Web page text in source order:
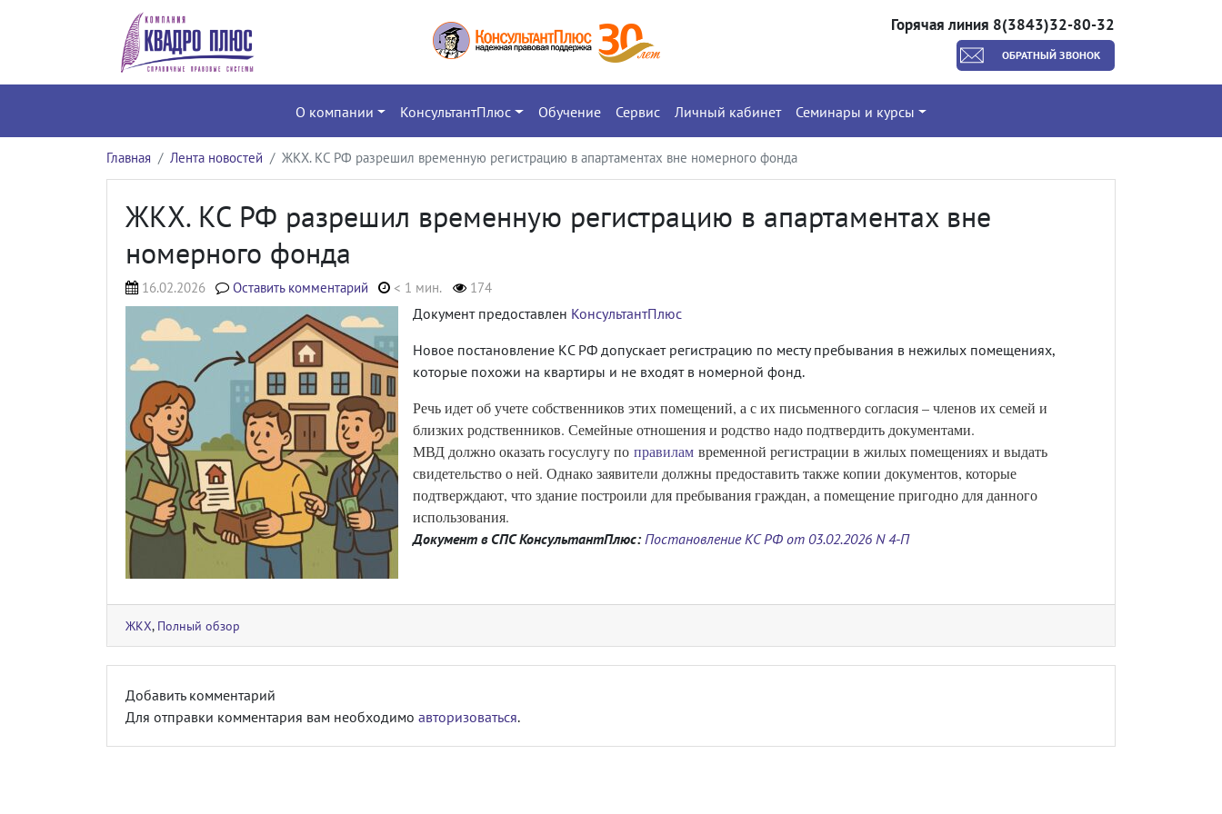
Горячая линия 8(3843)32-80-32
ОБРАТНЫЙ ЗВОНОК
О компании КонсультантПлюс Обучение Сервис Личный кабинет Семинары и курсы
Главная Лента новостей ЖКХ. КС РФ разрешил временную регистрацию в апартаментах вне номерного фонда
ЖКХ. КС РФ разрешил временную регистрацию в апартаментах вне
номерного фонда
16.02.2026 Оставить комментарий < 1 мин. 174
Документ предоставлен КонсультантПлюс
Новое постановление КС РФ допускает регистрацию по месту пребывания в нежилых помещениях,
которые похожи на квартиры и не входят в номерной фонд.
Речь идет об учете собственников этих помещений, а с их письменного согласия – членов их семей и
близких родственников. Семейные отношения и родство надо подтвердить документами.
МВД должно оказать госуслугу по правилам временной регистрации в жилых помещениях и выдать
свидетельство о ней. Однако заявители должны предоставить также копии документов, которые
подтверждают, что здание построили для пребывания граждан, а помещение пригодно для данного
использования.
Документ в СПС КонсультантПлюс: Постановление КС РФ от 03.02.2026 N 4-П
ЖКХ, Полный обзор
Добавить комментарий
Для отправки комментария вам необходимо авторизоваться.